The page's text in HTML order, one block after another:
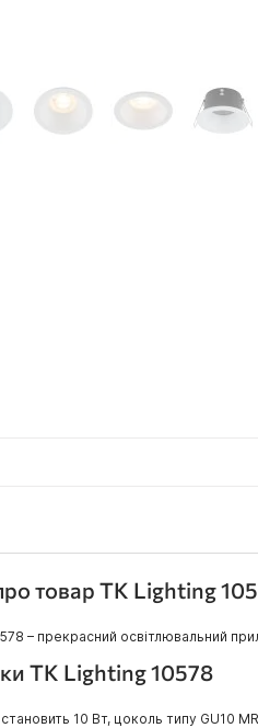
товар TK Lighting
– прекрасний освітлювальний
TK Lighting 10578
10 Вт, цоколь типу GU10